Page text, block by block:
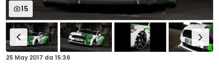
15
25 May 2017 da 15:36